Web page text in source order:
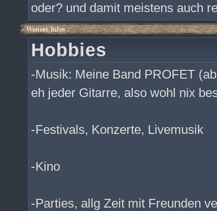
oder? und damit meistens auch
Weitere Infos
Hobbies
-Musik: Meine Band PROFET
eh jeder Gitarre, also wohl nix
-Festivals, Konzerte, Livemusik
-Kino
-Parties, allg Zeit mit Freunden